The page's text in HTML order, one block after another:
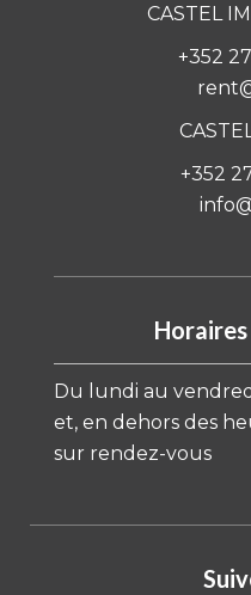
CASTEL
+352
+352
Du lundi au
et, en dehors des
sur rendez-vous